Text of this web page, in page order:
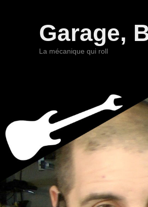
Garage,
La mécanique qui roll